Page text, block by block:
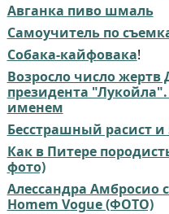
Авганка пиво шмаль
Самоучитель по
Собака-кайфовака!
Возросло число жертв
президента
именем
Бесстрашный расист и
Как в Питере
фото)
Алессандра Амбросио
Homem Vogue (ФОТО)